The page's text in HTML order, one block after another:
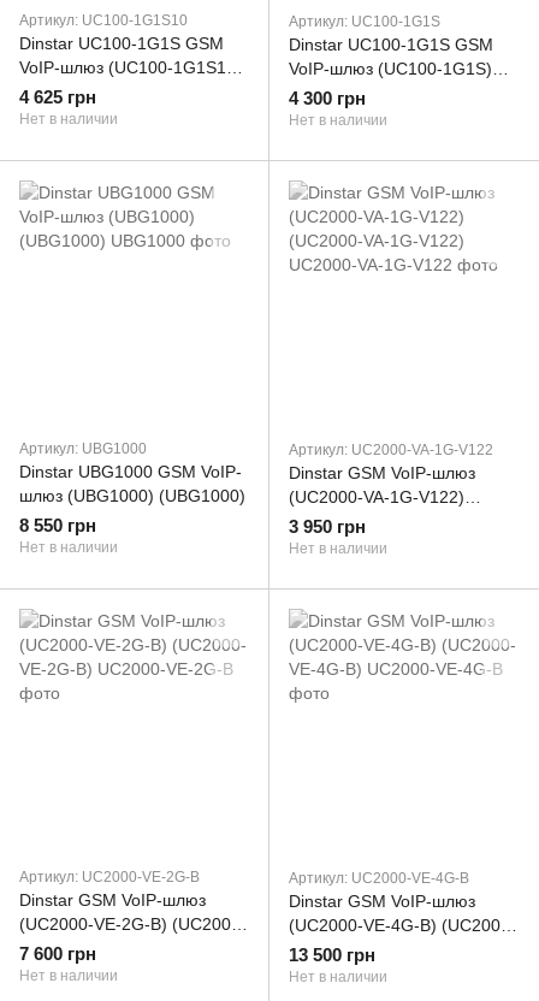
Артикул: UC100-1G1S10
Dinstar UC100-1G1S GSM
VoIP-шлюз (UC100-1G1S10
SIP) (UC100-1G1S10)
4 625 грн
Нет в наличии
Артикул: UC100-1G1S
Dinstar UC100-1G1S GSM
VoIP-шлюз (UC100-1G1S)
(UC100-1G1S)
4 300 грн
Нет в наличии
Артикул: UBG1000
Dinstar UBG1000 GSM VoIP-
шлюз (UBG1000) (UBG1000)
8 550 грн
Нет в наличии
Артикул: UC2000-VA-1G-V122
Dinstar GSM VoIP-шлюз
(UC2000-VA-1G-V122)
(UC2000-VA-1G-V122)
3 950 грн
Нет в наличии
Артикул: UC2000-VE-2G-B
Dinstar GSM VoIP-шлюз
(UC2000-VE-2G-B) (UC2000-
VE-2G-B)
7 600 грн
Нет в наличии
Артикул: UC2000-VE-4G-B
Dinstar GSM VoIP-шлюз
(UC2000-VE-4G-B) (UC2000-
VE-4G-B)
13 500 грн
Нет в наличии